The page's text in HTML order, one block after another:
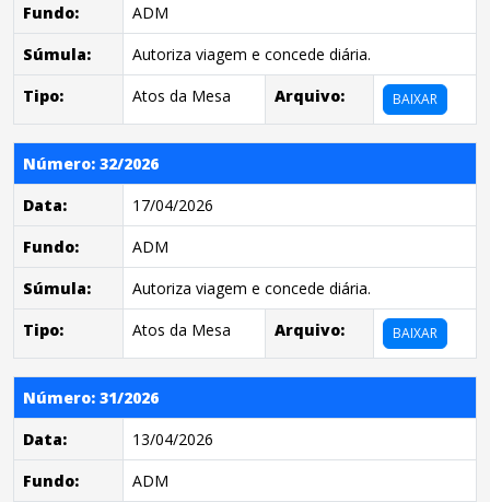
Fundo:
ADM
Súmula:
Autoriza viagem e concede diária.
Tipo:
Atos da Mesa Arquivo: BAIXAR
Número: 32/2026
Data:
17/04/2026
Fundo:
ADM
Súmula:
Autoriza viagem e concede diária.
Tipo:
Atos da Mesa Arquivo: BAIXAR
Número: 31/2026
Data:
13/04/2026
Fundo:
ADM